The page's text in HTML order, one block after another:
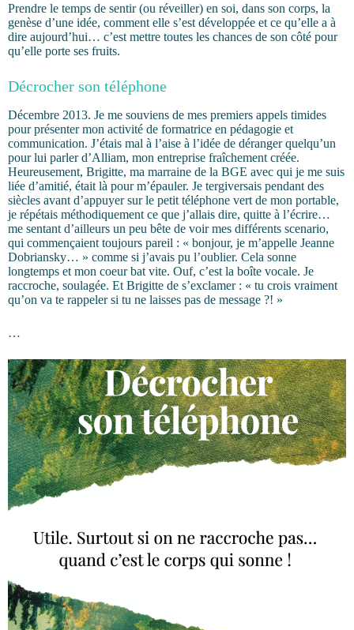
Prendre le temps de sentir (ou réveiller) en soi, dans son corps, la
genèse d’une idée, comment elle s’est développée et ce qu’elle a à
dire aujourd’hui… c’est mettre toutes les chances de son côté pour
qu’elle porte ses fruits.
Décrocher son téléphone
Décembre 2013. Je me souviens de mes premiers appels timides
pour présenter mon activité de formatrice en pédagogie et
communication. J’étais mal à l’aise à l’idée de déranger quelqu’un
pour lui parler d’Alliam, mon entreprise fraîchement créée.
Heureusement, Brigitte, ma marraine de la BGE avec qui je me suis
liée d’amitié, était là pour m’épauler. Je tergiversais pendant des
siècles avant d’appuyer sur le petit téléphone vert de mon portable,
je répétais méthodiquement ce que j’allais dire, quitte à l’écrire…
me sentant d’ailleurs un peu bête de voir mes différents scenario,
qui commençaient toujours pareil : « bonjour, je m’appelle Jeanne
Dobriansky… » comme si j’avais pu l’oublier. Cela sonne
longtemps et mon coeur bat vite. Ouf, c’est la boîte vocale. Je
raccroche, soulagée. Et Brigitte de s’exclamer : « tu crois vraiment
qu’on va te rappeler si tu ne laisses pas de message ?! »
…